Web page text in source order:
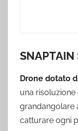
SNAPTAIN
Drone dotato
una risoluzione
grandangolare
catturare ogni